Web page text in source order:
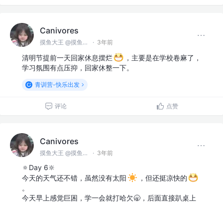
Canivores
摸鱼大王 @摸鱼公司 · 3年前
清明节提前一天回家休息摆烂
，主要是在学校卷麻了，
学习氛围有点压抑，回家休整一下。
青训营-快乐出发
评论 点赞
Canivores
摸鱼大王 @摸鱼公司 · 3年前
🔅Day 6🔆
今天的天气还不错，虽然没有太阳
，但还挺凉快的
。
今天早上感觉巨困，学一会就打哈欠🥱，后面直接趴桌上